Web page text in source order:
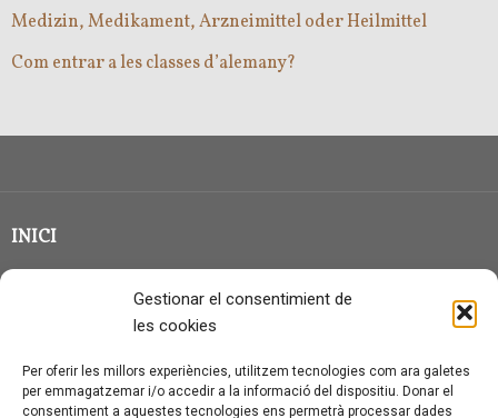
Gestionar el consentimient de
les cookies
Per oferir les millors experiències, utilitzem tecnologies com ara galetes
per emmagatzemar i/o accedir a la informació del dispositiu. Donar el
consentiment a aquestes tecnologies ens permetrà processar dades
Medizin, Medikament, Arzneimittel oder Heilmittel
Com entrar a les classes d’alemany?
INICI
CLASSE EN GRUP
QUI SOC?
CONTACTE